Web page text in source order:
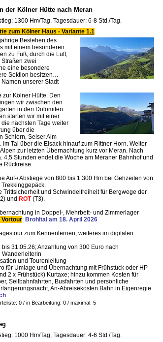
der Kölner Hütte nach Meran
1300 Hm/Tag, Tagesdauer: 6-8 Std./Tag.
zum Kölner Haus - Variante 1.1
Bestehen des
mit einem besonderen
zu Fuß, durch die Luft,
zwei
eine besondere
Sektion besitzen…
unserer Stadt
zur Kölner Hütte. Den
wir zwischen den
in den Dolomiten.
starten wir mit einer
nächsten Tage weiter
über die
Schlern, Seiser Alm
Im Tal über die Eisack hinauf zum Rittner Horn. Weiter
zur letzten Übernachtung kurz vor Meran. Nach
4,5 Stunden endet die Woche am Meraner Bahnhof und
Rückreise.
Auf-/ Abstiege von 800 bis 1.300 Hm bei Gehzeiten von
Trittsicherheit und Schwindelfreiheit für Bergwege der
und ROT(T3).
in Doppel-, Mehrbett- und Zimmerlager
Vortour: Brohltal am 18. April 2026
zum Kennenlernen, weiteres im digitalen
bis 31.05.26; Anzahlung von 300 Euro nach
Wanderleiterin
und Tourenleitung
für Umlage und Übernachtung mit Frühstück oder HP
2 x Frühstück) Kurtaxe; hinzu kommen Kosten für
Seilbahnfahrten, Busfahrten und persönliche
An-Abreisekosten Bahn in Eigenregie
0 / in Bearbeitung: 0 / maximal: 5
1000 Hm/Tag, Tagesdauer: 4-6 Std./Tag.